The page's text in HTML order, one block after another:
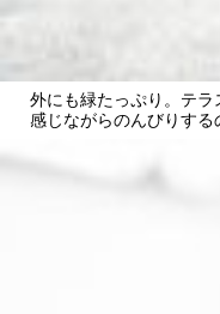
外にも緑たっぷり。テ
感じながらのんびりする